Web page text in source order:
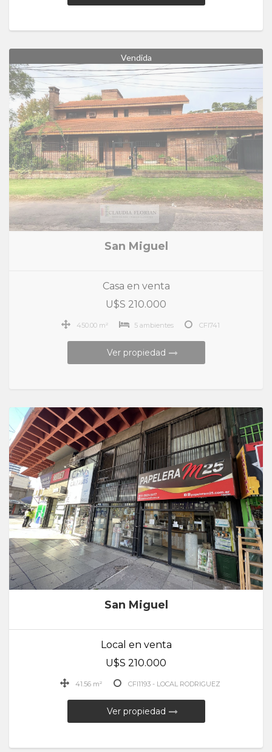
Vendida
San Miguel
Casa en venta
U$S 210.000
450.00 m² 5 ambientes CFI741
Ver propiedad
San Miguel
Local en venta
U$S 210.000
41.56 m² CFI1193 - LOCAL RODRIGUEZ
Ver propiedad